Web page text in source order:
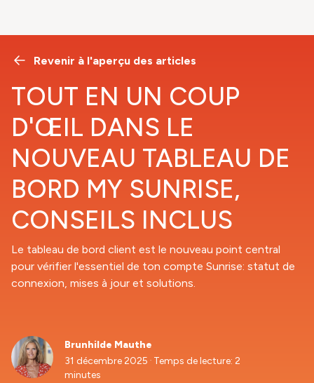
Revenir à l'aperçu des articles
TOUT EN UN COUP
D'ŒIL DANS LE
NOUVEAU TABLEAU DE
BORD MY SUNRISE,
CONSEILS INCLUS
Le tableau de bord client est le nouveau point central
pour vérifier l'essentiel de ton compte Sunrise: statut de
connexion, mises à jour et solutions.
Brunhilde Mauthe
31 décembre 2025 . Temps de lecture: 2
minutes